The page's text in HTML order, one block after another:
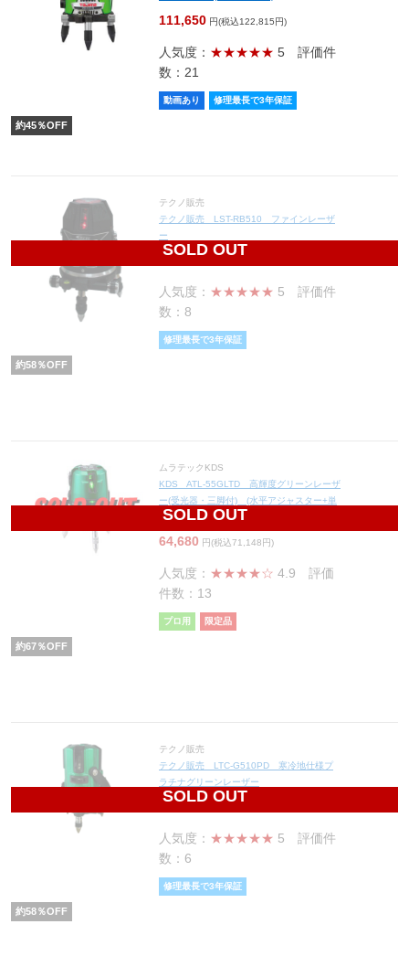
111,650 円(税込122,815円)
人気度： ★★★★★ 5 評価件
数：21
動画あり 修理最長で3年保証
約45％OFF
SOLD OUT
テクノ販売
テクノ販売 LST-RB510 ファインレーザ
ー
42,000
人気度： ★★★★★ 5 評価件
数：8
修理最長で3年保証
約58％OFF
SOLD OUT
ムラテックKDS
KDS ATL-55GLTD 高輝度グリーンレーザ
ー(受光器・三脚付) (水平アジャスター+単
3アルカリ乾電池サービス) 【限定品】
64,680 円(税込71,148円)
人気度： ★★★★☆ 4.9 評価
件数：13
プロ用 限定品
約67％OFF
SOLD OUT
テクノ販売
テクノ販売 LTC-G510PD 寒冷地仕様プ
ラチナグリーンレーザー
81,900
人気度： ★★★★★ 5 評価件
数：6
修理最長で3年保証
約58％OFF